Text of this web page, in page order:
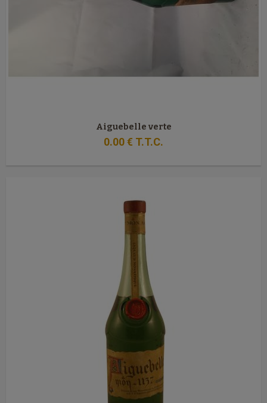
Aiguebelle verte
0.00€ T.T.C.